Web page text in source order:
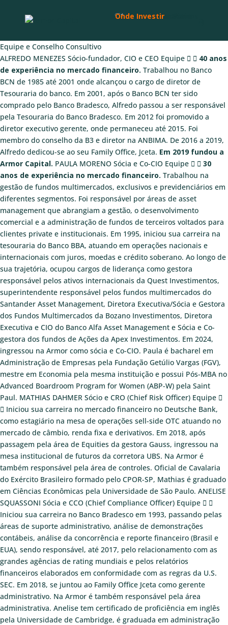
Institucional
Quem Somos
Nossa Equipe
Conselho Consultivo
Fundos
Armor Axe
Armor Sword
Armor Prev
Rentabilidade
Materiais Informativos
Na Mídia
Carta do Gestor
Histórico de Cartas
Carta do Mês
Lâminas
Histórico de Lâminas
Lâmina do Mês Axe
Lâmina do Mês Prev
Lâmina do Mês Sword
Cadastre-se
Compliance
Onde Investir
Equipe e Conselho Consultivo
ALFREDO MENEZES Sócio-fundador, CIO e CEO Equipe
40 anos
de experiência no mercado financeiro. Trabalhou no Banco
BCN de 1985 até 2001 onde alcançou o cargo de diretor de
Tesouraria do banco. Em 2001, após o Banco BCN ter sido
comprado pelo Banco Bradesco, Alfredo passou a ser responsável
pela Tesouraria do Banco Bradesco. Em 2012 foi promovido a
diretor executivo gerente, onde permaneceu até 2015. Foi
membro do conselho da B3 e diretor na ANBIMA. De 2016 a 2019,
Alfredo dedicou-se ao seu Family Office, Jceta. Em 2019 fundou a
Armor Capital. PAULA MORENO Sócia e Co-CIO Equipe
30
anos de experiência no mercado financeiro. Trabalhou na
gestão de fundos multimercados, exclusivos e previdenciários em
diferentes segmentos. Foi responsável por áreas de asset
management que abrangiam a gestão, o desenvolvimento
comercial e a administração de fundos de terceiros voltados para
clientes private e institucionais. Em 1995, iniciou sua carreira na
tesouraria do Banco BBA, atuando em operações nacionais e
internacionais com juros, moedas e crédito soberano. Ao longo de
sua trajetória, ocupou cargos de liderança como gestora
responsável pelos ativos internacionais da Quest Investimentos,
superintendente responsável pelos fundos multimercados do
Santander Asset Management, Diretora Executiva/Sócia e Gestora
dos Fundos Multimercados da Bozano Investimentos, Diretora
Executiva e CIO do Banco Alfa Asset Management e Sócia e Co-
gestora dos fundos de Ações da Apex Investimentos. Em 2024,
ingressou na Armor como sócia e Co-CIO. Paula é bacharel em
Administração de Empresas pela Fundação Getúlio Vargas (FGV),
mestre em Economia pela mesma instituição e possui Pós-MBA no
Advanced Boardroom Program for Women (ABP-W) pela Saint
Paul. MATHIAS DAHMER Sócio e CRO (Chief Risk Officer) Equipe
Iniciou sua carreira no mercado financeiro no Deutsche Bank,
como estagiário na mesa de operações sell-side OTC atuando no
mercado de câmbio, renda fixa e derivativos. Em 2018, após
passagem pela área de Equities da gestora Gauss, ingressou na
mesa institucional de futuros da corretora UBS. Na Armor é
também responsável pela área de controles. Oficial de Cavalaria
do Exército Brasileiro formado pelo CPOR-SP, Mathias é graduado
em Ciências Econômicas pela Universidade de São Paulo. ANELISE
SQUASSONI Sócia e CCO (Chief Compliance Officer) Equipe
Iniciou sua carreira no Banco Bradesco em 1993, passando pelas
áreas de suporte administrativo, análise de demonstrações
contábeis, análise da concorrência e reporte financeiro (Brasil e
EUA), sendo responsável, até 2017, pelo relacionamento com as
grandes agências de rating mundiais e pelos relatórios
financeiros elaborados em conformidade com as regras da U.S.
SEC. Em 2018, se juntou ao Family Office Jceta como gerente
administrativo. Na Armor é também responsável pela área
administrativa. Anelise tem certificado de proficiência em inglês
pela Universidade de Cambridge, é graduada em administração